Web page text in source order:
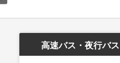
高速バス・夜行バ